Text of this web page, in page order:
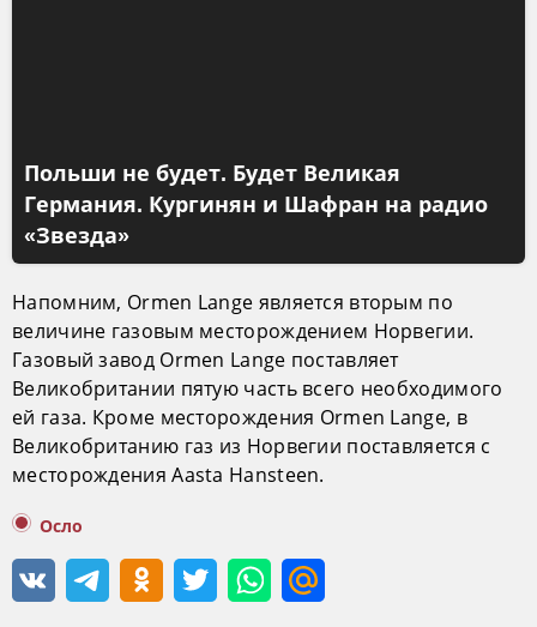
Польши не будет. Будет Великая
Германия. Кургинян и Шафран на радио
«Звезда»
Напомним, Ormen Lange является вторым по
величине газовым месторождением Норвегии.
Газовый завод Ormen Lange поставляет
Великобритании пятую часть всего необходимого
ей газа. Кроме месторождения Ormen Lange, в
Великобританию газ из Норвегии поставляется с
месторождения Aasta Hansteen.
Осло